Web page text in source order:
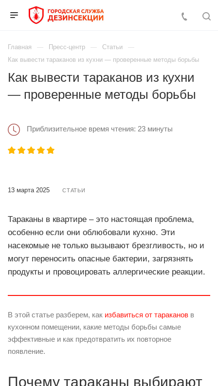
Главная Пресс-центр
Статьи
Как вывести тараканов из кухни — проверенные методы борьбы
Как вывести тараканов из кухни
— проверенные методы борьбы
Приблизительное время чтения: 23 минуты
13 марта 2025 СТАТЬИ
Тараканы в квартире – это настоящая проблема,
особенно если они облюбовали кухню. Эти
насекомые не только вызывают брезгливость, но и
могут переносить опасные бактерии, загрязнять
продукты и провоцировать аллергические реакции.
В этой статье разберем, как избавиться от тараканов в
кухонном помещении, какие методы борьбы самые
эффективные и как предотвратить их повторное
появление.
Почему тараканы выбирают